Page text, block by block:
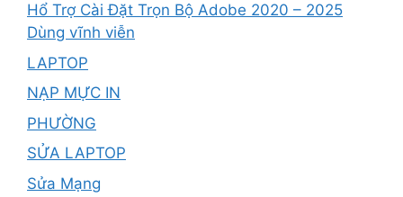
Hổ Trợ Cài Đặt Trọn Bộ Adobe 2020 – 2025
Dùng vĩnh viễn
LAPTOP
NẠP MỰC IN
PHƯỜNG
SỬA LAPTOP
Sửa Mạng